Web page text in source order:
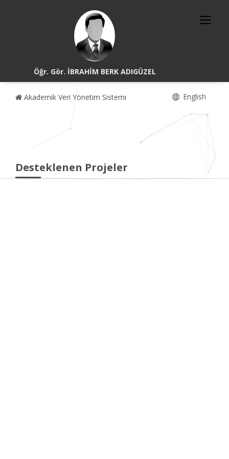
Öğr. Gör. İBRAHİM BERK ADIGÜZEL
Akademik Veri Yönetim Sistemi English
Desteklenen Projeler